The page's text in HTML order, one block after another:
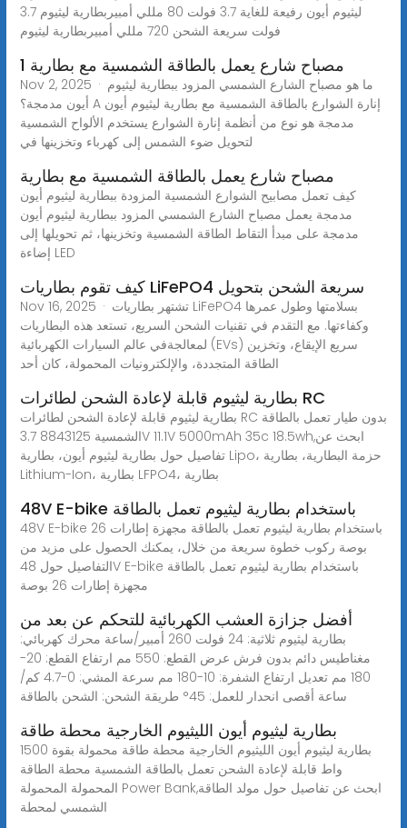
ليثيوم أيون رفيعة للغاية 3.7 فولت 80 مللي أمبيربطارية ليثيوم 3.7
فولت سريعة الشحن 720 مللي أمبيربطارية ليثيوم
1 مصباح شارع يعمل بالطاقة الشمسية مع بطارية
Nov 2, 2025 · ما هو مصباح الشارع الشمسي المزود ببطارية ليثيوم
أيون مدمجة؟ A إنارة الشوارع بالطاقة الشمسية مع بطارية ليثيوم أيون
مدمجة هو نوع من أنظمة إنارة الشوارع يستخدم الألواح الشمسية
لتحويل ضوء الشمس إلى كهرباء وتخزينها في
مصباح شارع يعمل بالطاقة الشمسية مع بطارية
كيف تعمل مصابيح الشوارع الشمسية المزودة ببطارية ليثيوم أيون
مدمجة يعمل مصباح الشارع الشمسي المزود ببطارية ليثيوم أيون
مدمجة على مبدأ التقاط الطاقة الشمسية وتخزينها، ثم تحويلها إلى
إضاءة LED
كيف تقوم بطاريات LiFePO4 سريعة الشحن بتحويل
Nov 16, 2025 · تشتهر بطاريات LiFePO4 بسلامتها وطول عمرها
وكفاءتها. مع التقدم في تقنيات الشحن السريع، تستعد هذه البطاريات
لمعالجةفي عالم السيارات الكهربائية (EVs) سريع الإيقاع، وتخزين
الطاقة المتجددة، والإلكترونيات المحمولة، كان أحد
بطارية ليثيوم قابلة لإعادة الشحن لطائرات RC
بطارية ليثيوم قابلة لإعادة الشحن لطائرات RC بدون طيار تعمل بالطاقة
الشمسية 8843125 3.7V 11.1V 5000mAh 35c 18.5wh,ابحث عن
تفاصيل حول بطارية ليثيوم أيون، بطارية Lipo، حزمة البطارية، بطارية
Lithium-Ion، بطارية LFPO4، بطارية
48V E-bike باستخدام بطارية ليثيوم تعمل بالطاقة
48V E-bike باستخدام بطارية ليثيوم تعمل بالطاقة مجهزة إطارات 26
بوصة ركوب خطوة سريعة من خلال، يمكنك الحصول على مزيد من
التفاصيل حول 48V E-bike باستخدام بطارية ليثيوم تعمل بالطاقة
مجهزة إطارات 26 بوصة
أفضل جزازة العشب الكهربائية للتحكم عن بعد من
بطارية ليثيوم ثلاثية: 24 فولت 260 أمبير/ساعة محرك كهربائي:
مغناطيس دائم بدون فرش عرض القطع: 550 مم ارتفاع القطع: 20-
180 مم تعديل ارتفاع الشفرة: 10-180 مم سرعة المشي: 0-4.7 كم/
ساعة أقصى انحدار للعمل: 45° طريقة الشحن: الشحن بالطاقة
بطارية ليثيوم أيون الليثيوم الخارجية محطة طاقة
بطارية ليثيوم أيون الليثيوم الخارجية محطة طاقة محمولة بقوة 1500
واط قابلة لإعادة الشحن تعمل بالطاقة الشمسية محطة الطاقة
المحمولة المحمولة Power Bank,ابحث عن تفاصيل حول مولد الطاقة
الشمسي لمحطة